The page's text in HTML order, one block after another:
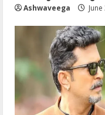
Ashwaveega